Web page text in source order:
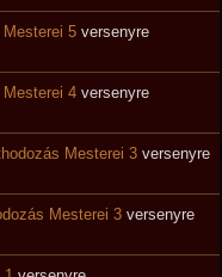
5 versenyre
4 versenyre
Mesterei 3 versenyre
Mesterei 3 versenyre